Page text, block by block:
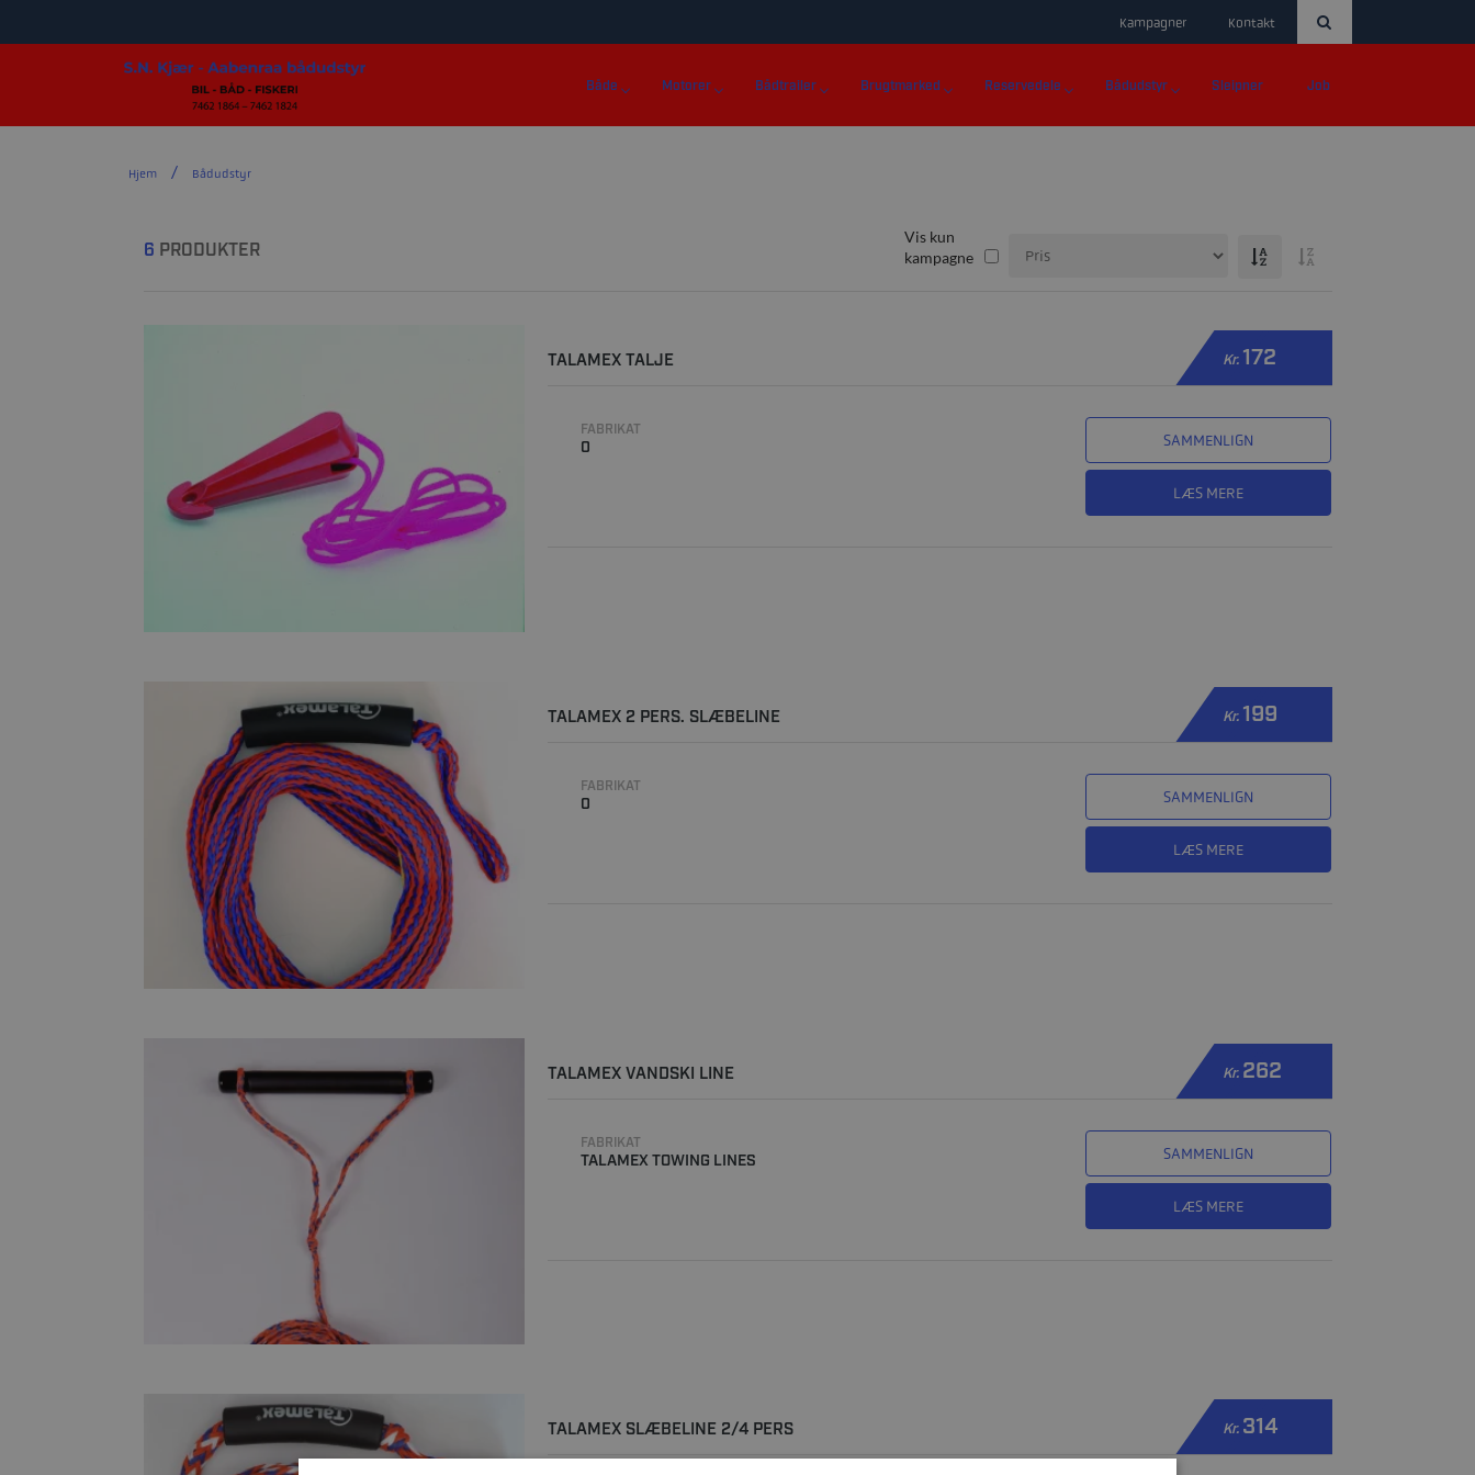
Kampagner Kontakt
Både Motorer Bådtrailer Brugtmarked Reservedele Bådudstyr Sleipner Job
Hjem Bådudstyr
6 PRODUKTER
Vis kun
kampagne
TALAMEX TALJE Kr. 172
FABRIKAT
0 SAMMENLIGN
LÆS MERE
TALAMEX 2 PERS. SLÆBELINE Kr. 199
FABRIKAT
0 SAMMENLIGN
LÆS MERE
TALAMEX VANDSKI LINE Kr. 262
FABRIKAT
TALAMEX TOWING LINES SAMMENLIGN
LÆS MERE
TALAMEX SLÆBELINE 2/4 PERS Kr. 314